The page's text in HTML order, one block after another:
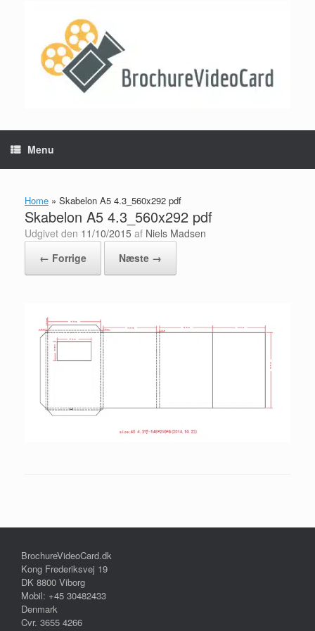
Menu
Home » Skabelon A5 4.3_560x292 pdf
Skabelon A5 4.3_560x292 pdf
Udgivet den 11/10/2015 af Niels Madsen
← Forrige
Næste →
BrochureVideoCard.dk
Kong Frederiksvej 19
DK 8800 Viborg
Mobil: +45 30482433
Denmark
Cvr. 3655 4266